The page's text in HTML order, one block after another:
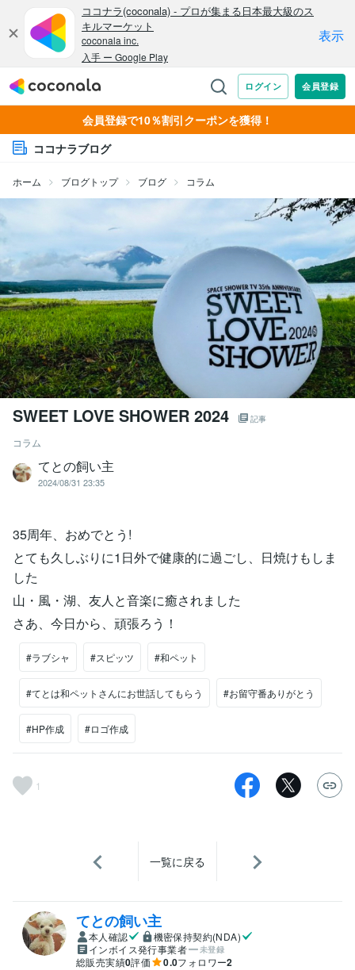
会員登録で10％割引クーポンを獲得！
ココナラブログ
ホーム ブログトップ ブログ コラム
SWEET LOVE SHOWER 2024 記事
コラム
てとの飼い主
2024/08/31 23:35
35周年、おめでとう!
とても久しぶりに1日外で健康的に過ごし、日焼けもしま
した
山・風・湖、友人と音楽に癒されました
さあ、今日から、頑張ろう！
#ラブシャ #スピッツ #和ペット
#てとは和ペットさんにお世話してもらう #お留守番ありがとう
#HP作成 #ロゴ作成
1
一覧に戻る
てとの飼い主
本人確認
機密保持契約(NDA)
インボイス発行事業者
未登録
総販売実績0評価 0.0フォロワー2